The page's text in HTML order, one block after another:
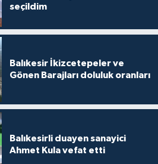
seçildim
Balıkesir İkizcetepeler ve
Gönen Barajları doluluk oranları
Balıkesirli duayen sanayici
Ahmet Kula vefat etti